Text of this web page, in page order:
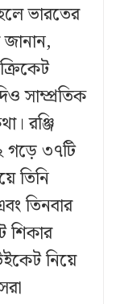
ভারতের
সাম্প্রতিক
রঞ্জি
গড়ে ৩৭টি
তিনি
তিনবার
শিকার
নিয়ে